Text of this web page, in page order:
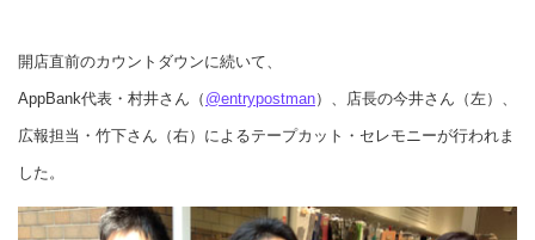
開店直前のカウントダウンに続いて、
AppBank代表・村井さん（ @entrypostman）、店長の今井さん（左）、
広報担当・竹下さん（右）によるテープカット・セレモニーが行われま
した。